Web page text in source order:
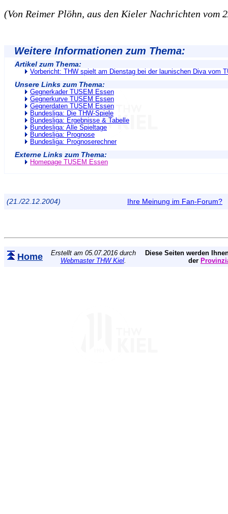
(Von Reimer Plöhn, aus den Kieler Nachrichten vom
Weitere Informationen zum Thema:
Artikel zum Thema:
Vorbericht: THW spielt am Dienstag bei der launischen Diva vom
Unsere Links zum Thema:
Gegnerkader TUSEM Essen
Gegnerkurve TUSEM Essen
Gegnerdaten TUSEM Essen
Bundesliga: Die THW-Spiele
Bundesliga: Ergebnisse & Tabelle
Bundesliga: Alle Spieltage
Bundesliga: Prognose
Bundesliga: Prognoserechner
Externe Links zum Thema:
Homepage TUSEM Essen
(21./22.12.2004) Ihre Meinung im Fan-Forum?
Home
Erstellt am 05.07.2016 durch
Webmaster THW Kiel.
Diese Seiten werden
der